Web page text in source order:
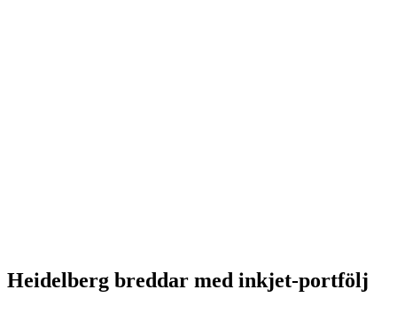
Heidelberg breddar med inkjet-portfölj